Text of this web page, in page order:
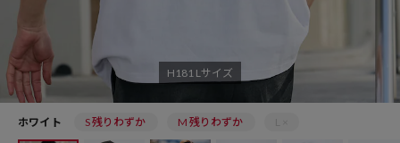
H181 Lサイズ
ホワイト S 残りわずか M 残りわずか